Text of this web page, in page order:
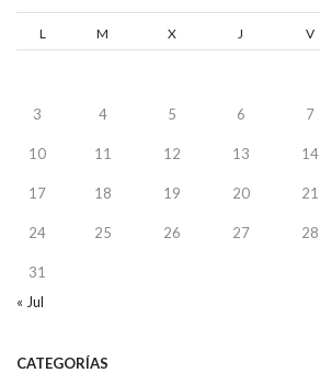
L M X J V
3 4 5 6 7
10 11 12 13 14
17 18 19 20 21
24 25 26 27 28
31
« Jul
CATEGORÍAS